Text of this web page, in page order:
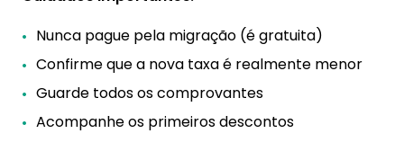
Nunca pague pela migração (é gratuita)
Confirme que a nova taxa é realmente menor
Guarde todos os comprovantes
Acompanhe os primeiros descontos